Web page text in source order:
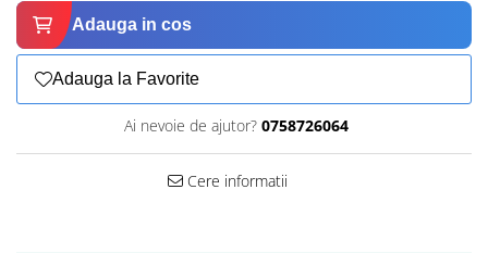
Adauga in cos
Adauga la Favorite
Ai nevoie de ajutor? 0758726064
Cere informatii